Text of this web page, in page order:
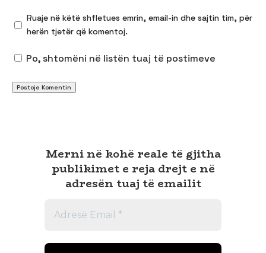
Ruaje në këtë shfletues emrin, email-in dhe sajtin tim, për
herën tjetër që komentoj.
Po, shtomëni në listën tuaj të postimeve
Merni në kohë reale të gjitha
publikimet e reja drejt e në
adresën tuaj të emailit